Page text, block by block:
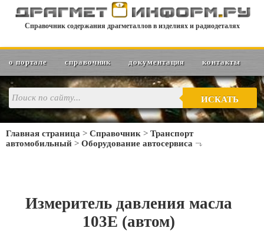
Справочник содержания драгметаллов в изделиях и радиодеталях
о портале справочник документация контакты
ИСКАТЬ
Главная страница > Справочник > Транспорт
автомобильный > Оборудование автосервиса
Измеритель давления масла
103E (автом)